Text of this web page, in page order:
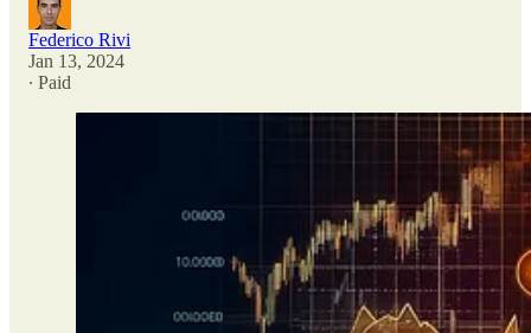
Federico Rivi
Jan 13, 2024
∙ Paid